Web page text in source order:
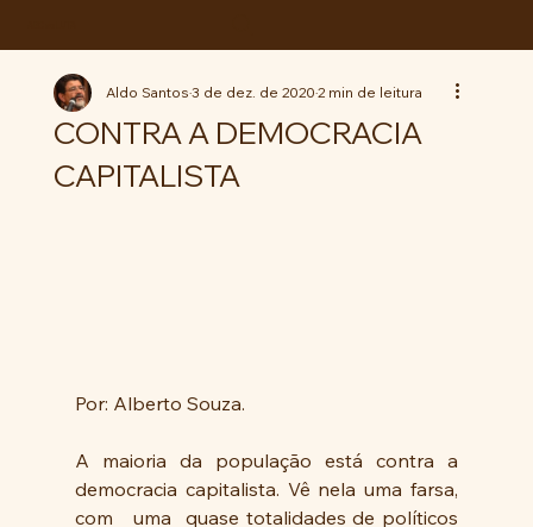
CONTRA A DEMOCRACIA
CAPITALISTA
Aldo Santos3 de dez. de 20202 min de leitura
Por: Alberto Souza.
A maioria da população está contra a
democracia capitalista. Vê nela uma farsa,
com   uma  quase totalidades de políticos